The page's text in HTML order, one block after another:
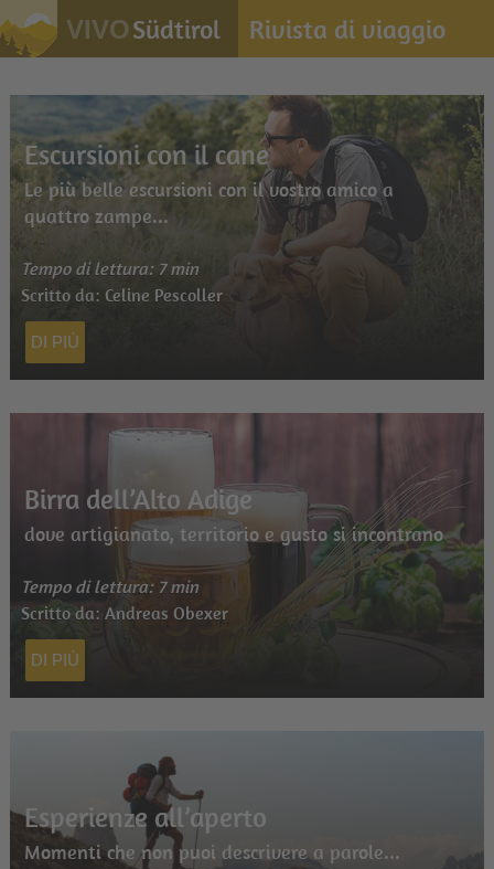
VIVOSüdtirol Rivista di viaggio
Escursioni con il cane
Le più belle escursioni con il vostro amico a
quattro zampe...
Tempo di lettura: 7 min
Scritto da: Celine Pescoller
DI PIÙ
Birra dell’Alto Adige
dove artigianato, territorio e gusto si incontrano
Tempo di lettura: 7 min
Scritto da: Andreas Obexer
DI PIÙ
Esperienze all’aperto
Momenti che non puoi descrivere a parole...